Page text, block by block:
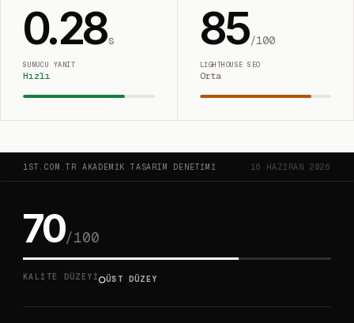
0.28s
SUNUCU YANIT
Hızlı
85/100
LIGHTHOUSE SEO
Orta
1ST.COM.TR AKADEMIK TASARIM DENETIMI 16 HAZIRAN 2026
70/100
KALITE DÜZEYI○ÜST DÜZEY